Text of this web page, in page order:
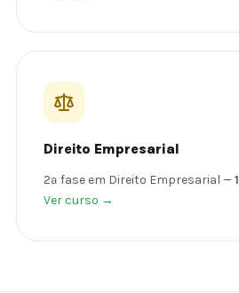
Direito Empresarial
2ª fase em Direito Empresarial —
Ver curso →